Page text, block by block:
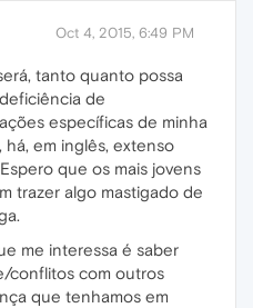
Oct 4, 2015, 6:49 PM
tanto quanto possa
de
específicas de minha
em inglês, extenso
que os mais jovens
trazer algo mastigado de
me interessa é saber
conflitos com outros
que tenhamos em